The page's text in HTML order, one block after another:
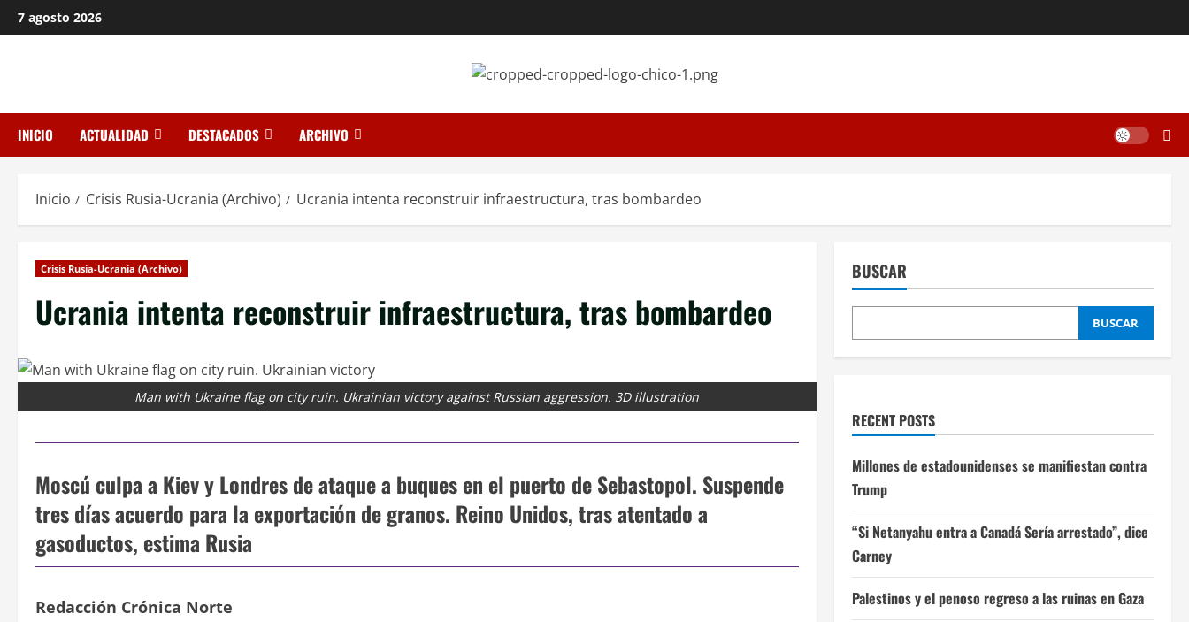
Saltar
al
7 agosto 2026
INICIO ACTUALIDAD DESTACADOS ARCHIVO
Inicio Crisis Rusia-Ucrania (Archivo) Ucrania intenta reconstruir infraestructura, tras bombardeo
Crisis Rusia-Ucrania (Archivo)
Ucrania intenta reconstruir infraestructura, tras bombardeo
Man with Ukraine flag on city ruin. Ukrainian victory against Russian aggression. 3D illustration
Moscú culpa a Kiev y Londres de ataque a buques en el puerto de Sebastopol. Suspende
tres días acuerdo para la exportación de granos. Reino Unidos, tras atentado a
gasoductos, estima Rusia
Redacción Crónica Norte
BUSCAR
BUSCAR
RECENT POSTS
Millones de estadounidenses se manifiestan contra
Trump
“Si Netanyahu entra a Canadá Sería arrestado”, dice
Carney
Palestinos y el penoso regreso a las ruinas en Gaza